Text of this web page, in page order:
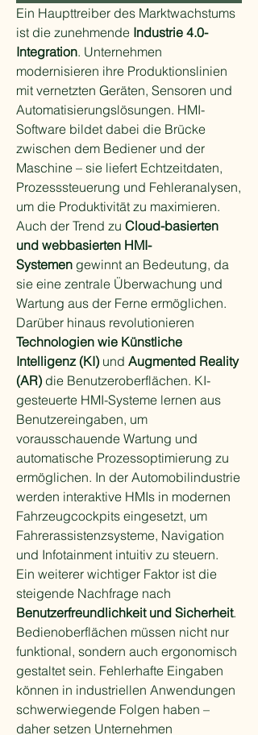
Ein Haupttreiber des Marktwachstums
ist die zunehmende Industrie 4.0-
Integration. Unternehmen
modernisieren ihre Produktionslinien
mit vernetzten Geräten, Sensoren und
Automatisierungslösungen. HMI-
Software bildet dabei die Brücke
zwischen dem Bediener und der
Maschine – sie liefert Echtzeitdaten,
Prozesssteuerung und Fehleranalysen,
um die Produktivität zu maximieren.
Auch der Trend zu Cloud-basierten
und webbasierten HMI-
Systemen gewinnt an Bedeutung, da
sie eine zentrale Überwachung und
Wartung aus der Ferne ermöglichen.
Technologien wie Künstliche
Intelligenz (KI) und Augmented Reality
(AR) die Benutzeroberflächen. KI-
gesteuerte HMI-Systeme lernen aus
Benutzereingaben, um
vorausschauende Wartung und
automatische Prozessoptimierung zu
ermöglichen. In der Automobilindustrie
werden interaktive HMIs in modernen
Fahrzeugcockpits eingesetzt, um
Fahrerassistenzsysteme, Navigation
und Infotainment intuitiv zu steuern.
Ein weiterer wichtiger Faktor ist die
Benutzerfreundlichkeit und Sicherheit.
Bedienoberflächen müssen nicht nur
funktional, sondern auch ergonomisch
gestaltet sein. Fehlerhafte Eingaben
können in industriellen Anwendungen
schwerwiegende Folgen haben –
daher setzen Unternehmen